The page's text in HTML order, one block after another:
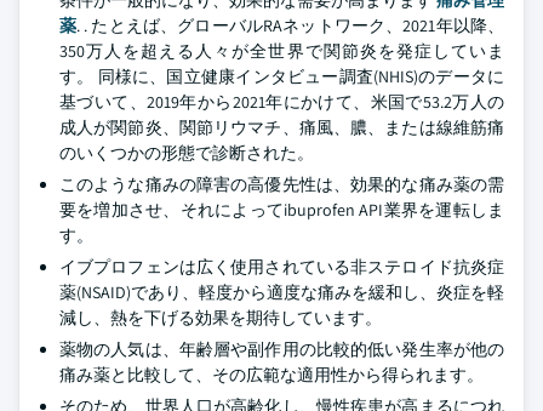
薬. . たとえば、グローバルRAネットワーク、2021年以降、
350万人を超える人々が全世界で関節炎を発症していま
す。 同様に、国立健康インタビュー調査(NHIS)のデータに
基づいて、2019年から2021年にかけて、米国で53.2万人の
成人が関節炎、関節リウマチ、痛風、膿、または線維筋痛
のいくつかの形態で診断された。
このような痛みの障害の高優先性は、効果的な痛み薬の需
要を増加させ、それによってibuprofen API業界を運転しま
す。
イブプロフェンは広く使用されている非ステロイド抗炎症
薬(NSAID)であり、軽度から適度な痛みを緩和し、炎症を軽
減し、熱を下げる効果を期待しています。
薬物の人気は、年齢層や副作用の比較的低い発生率が他の
痛み薬と比較して、その広範な適用性から得られます。
そのため、世界人口が高齢化し、慢性疾患が高まるにつれ